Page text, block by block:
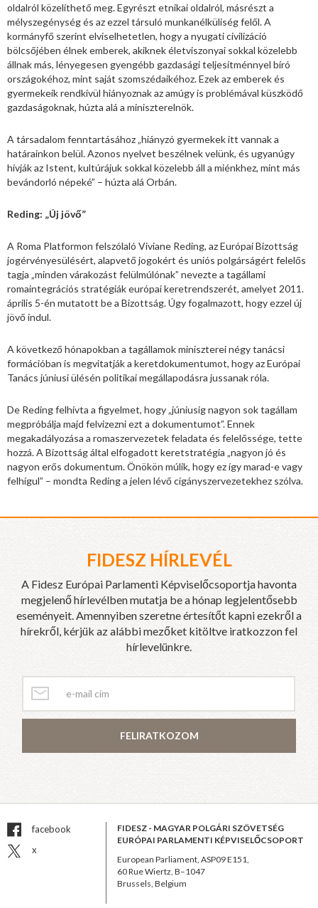
oldalról közelíthető meg. Egyrészt etnikai oldalról, másrészt a
mélyszegénység és az ezzel társuló munkanélküliség felől. A
kormányfő szerint elviselhetetlen, hogy a nyugati civilizáció
bölcsőjében élnek emberek, akiknek életviszonyai sokkal közelebb
állnak más, lényegesen gyengébb gazdasági teljesítménnyel bíró
országokéhoz, mint saját szomszédaikéhoz. Ezek az emberek és
gyermekeik rendkívül hiányoznak az amúgy is problémával küszködő
gazdaságoknak, húzta alá a miniszterelnök.
A társadalom fenntartásához „hiányzó gyermekek itt vannak a
határainkon belül. Azonos nyelvet beszélnek velünk, és ugyanúgy
hívják az Istent, kultúrájuk sokkal közelebb áll a miénkhez, mint más
bevándorló népeké” – húzta alá Orbán.
Reding: „Új jövő”
A Roma Platformon felszólaló Viviane Reding, az Európai Bizottság
jogérvényesülésért, alapvető jogokért és uniós polgárságért felelős
tagja „minden várakozást felülmúlónak” nevezte a tagállami
romaintegrációs stratégiák európai keretrendszerét, amelyet 2011.
április 5-én mutatott be a Bizottság. Úgy fogalmazott, hogy ezzel új
jövő indul.
A következő hónapokban a tagállamok miniszterei négy tanácsi
formációban is megvitatják a keretdokumentumot, hogy az Európai
Tanács júniusi ülésén politikai megállapodásra jussanak róla.
De Reding felhívta a figyelmet, hogy „júniusig nagyon sok tagállam
megpróbálja majd felvizezni ezt a dokumentumot”. Ennek
megakadályozása a romaszervezetek feladata és felelőssége, tette
hozzá. A Bizottság által elfogadott keretstratégia „nagyon jó és
nagyon erős dokumentum. Önökön múlik, hogy ez így marad-e vagy
felhígul” – mondta Reding a jelen lévő cigányszervezetekhez szólva.
FIDESZ HÍRLEVÉL
A Fidesz Európai Parlamenti Képviselőcsoportja havonta
megjelenő hírlevélben mutatja be a hónap legjelentősebb
eseményeit. Amennyiben szeretne értesítőt kapni ezekről a
hírekről, kérjük az alábbi mezőket kitöltve iratkozzon fel
hírlevelünkre.
FELIRATKOZOM
facebook
x
FIDESZ - MAGYAR POLGÁRI SZÖVETSÉG
EURÓPAI PARLAMENTI KÉPVISELŐCSOPORT
European Parliament, ASP09 E151,
60 Rue Wiertz, B–1047
Brussels, Belgium